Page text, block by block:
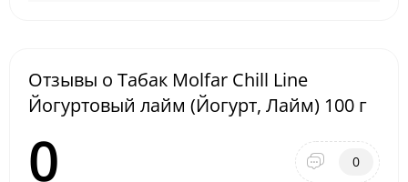
Отзывы о Табак Molfar Chill Line
Йогуртовый лайм (Йогурт, Лайм) 100 г
0 0